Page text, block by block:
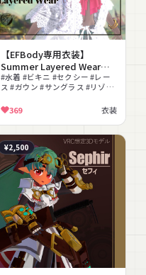
【EFBody専用衣装】
Summer Layered Wear
ver1.1.01
#水着 #ビキニ #セクシー #レー
ス #ガウン #サングラス #リゾー
っぽい
369 衣装
¥2,500